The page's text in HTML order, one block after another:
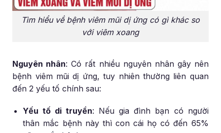
Tìm hiểu về bệnh viêm mũi dị ứng có gì khác so
với viêm xoang
Nguyên nhân: Có rất nhiều nguyên nhân gây nên
bệnh viêm mũi dị ứng, tuy nhiên thường liên quan
đến 2 yếu tố chính sau:
Yếu tố di truyền: Nếu gia đình bạn có người
thân mắc bệnh này thì con cái họ có đến 65%